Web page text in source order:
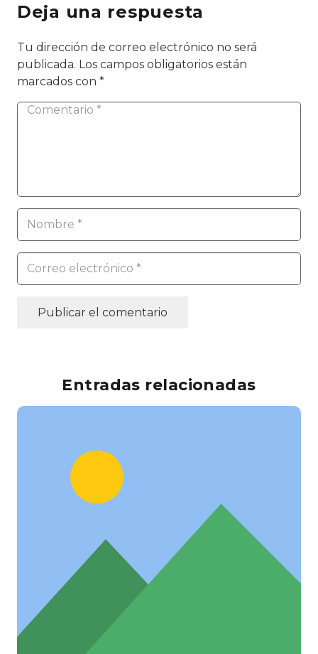
Deja una respuesta
Tu dirección de correo electrónico no será
publicada. Los campos obligatorios están
marcados con *
Publicar el comentario
Entradas relacionadas
5 mejores destinos turísticos para visitar en